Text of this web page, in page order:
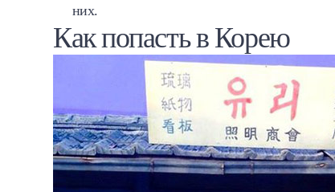
них.
Как попасть в Корею